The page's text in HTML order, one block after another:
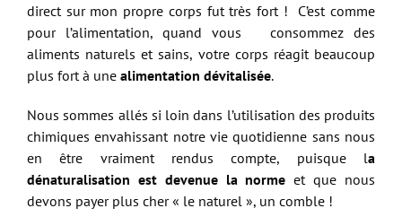
direct sur mon propre corps fut très fort ! C’est comme
pour l’alimentation, quand vous consommez des
aliments naturels et sains, votre corps réagit beaucoup
plus fort à une alimentation dévitalisée.
Nous sommes allés si loin dans l’utilisation des produits
chimiques envahissant notre vie quotidienne sans nous
en être vraiment rendus compte, puisque la
dénaturalisation est devenue la normeet que nous
devons payer plus cher « le naturel », un comble !